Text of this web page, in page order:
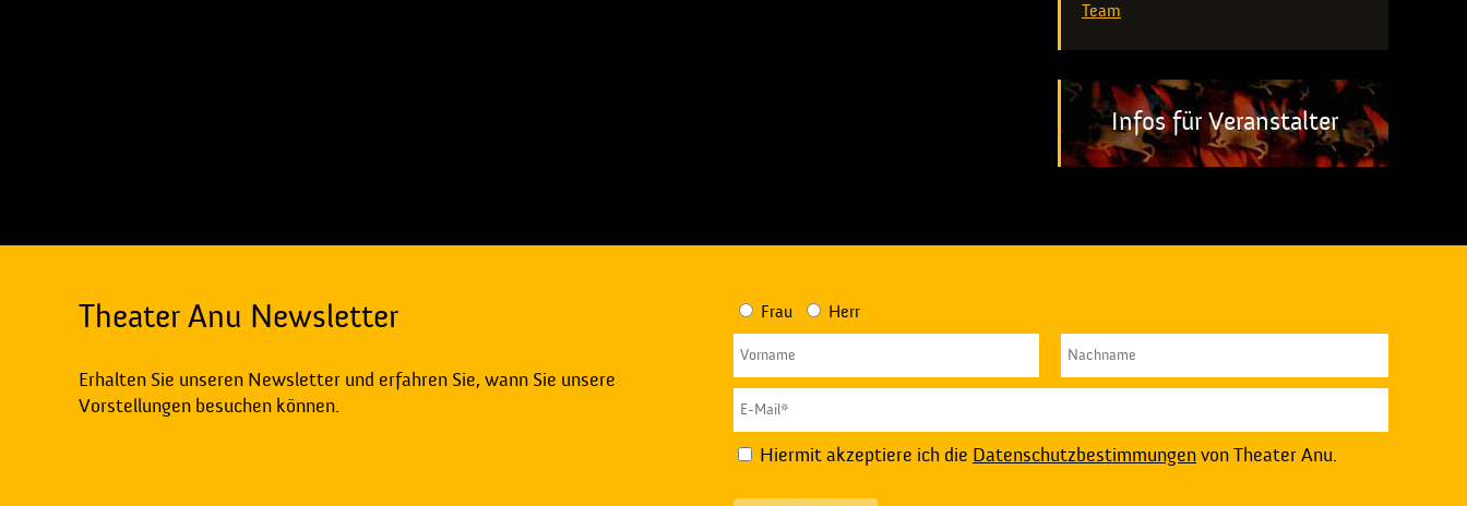
Team
Infos für Veranstalter
Theater Anu Newsletter
Erhalten Sie unseren Newsletter und erfahren Sie, wann Sie unsere
Vorstellungen besuchen können.
Frau Herr
Hiermit akzeptiere ich die Datenschutzbestimmungenvon Theater Anu.